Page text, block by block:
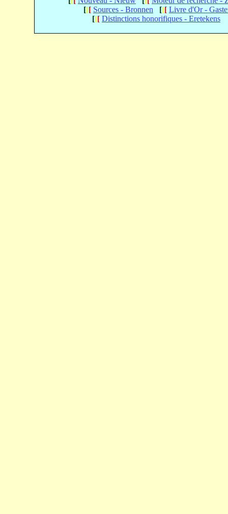
[[[ Sources - Bronnen [[[ Livre d'Or -
[[[ Distinctions honorifiques - Eretekens